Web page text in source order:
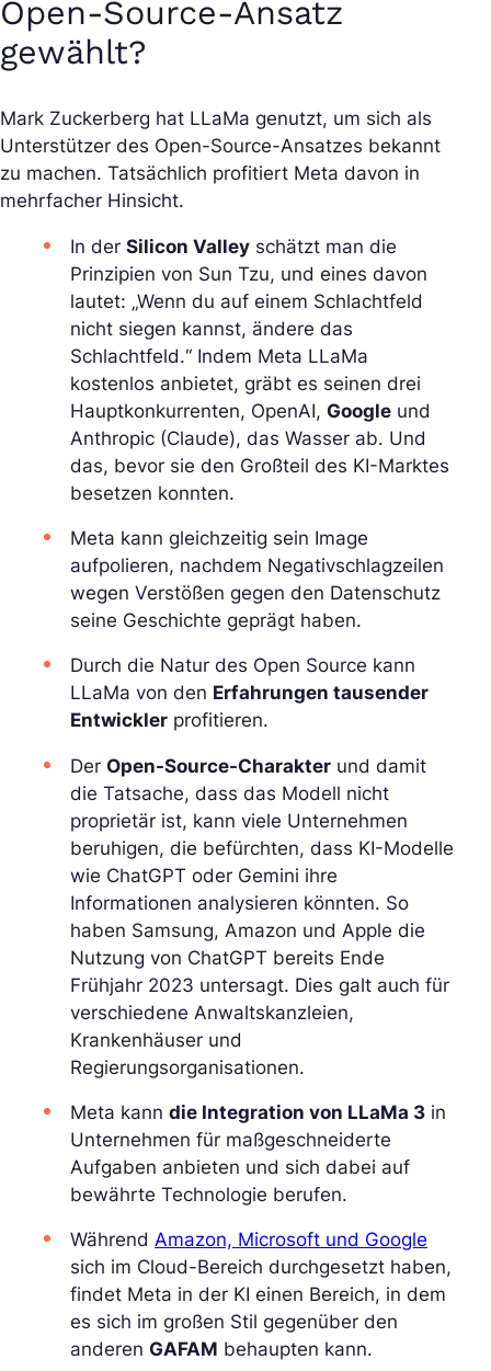
Open-Source-Ansatz
gewählt?
Mark Zuckerberg hat LLaMa genutzt, um sich als
Unterstützer des Open-Source-Ansatzes bekannt
zu machen. Tatsächlich profitiert Meta davon in
mehrfacher Hinsicht.
In der Silicon Valley schätzt man die
Prinzipien von Sun Tzu, und eines davon
lautet: „Wenn du auf einem Schlachtfeld
nicht siegen kannst, ändere das
Schlachtfeld.“ Indem Meta LLaMa
kostenlos anbietet, gräbt es seinen drei
Hauptkonkurrenten, OpenAI, Google und
Anthropic (Claude), das Wasser ab. Und
das, bevor sie den Großteil des KI-Marktes
besetzen konnten.
Meta kann gleichzeitig sein Image
aufpolieren, nachdem Negativschlagzeilen
wegen Verstößen gegen den Datenschutz
seine Geschichte geprägt haben.
Durch die Natur des Open Source kann
LLaMa von den Erfahrungen tausender
Entwickler profitieren.
Der Open-Source-Charakter und damit
die Tatsache, dass das Modell nicht
proprietär ist, kann viele Unternehmen
beruhigen, die befürchten, dass KI-Modelle
wie ChatGPT oder Gemini ihre
Informationen analysieren könnten. So
haben Samsung, Amazon und Apple die
Nutzung von ChatGPT bereits Ende
Frühjahr 2023 untersagt. Dies galt auch für
verschiedene Anwaltskanzleien,
Krankenhäuser und
Regierungsorganisationen.
Meta kann die Integration von LLaMa 3 in
Unternehmen für maßgeschneiderte
Aufgaben anbieten und sich dabei auf
bewährte Technologie berufen.
Während Amazon, Microsoft und Google
sich im Cloud-Bereich durchgesetzt haben,
findet Meta in der KI einen Bereich, in dem
es sich im großen Stil gegenüber den
anderen GAFAM behaupten kann.